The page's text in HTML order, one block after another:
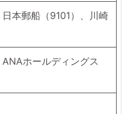
本郵船（9101）、川崎
ホールディングス